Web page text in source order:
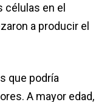
células en el
a producir el
que podría
A mayor edad,